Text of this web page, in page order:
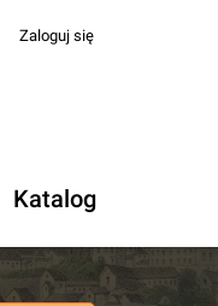
Zaloguj się
Katalog